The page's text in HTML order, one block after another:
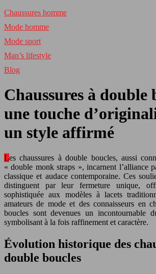
Chaussures homme
Mode homme
Mode sport
Man’s lifestyle
Blog
Chaussures à double
une touche
un style affirmé
Les chaussures à double boucles, aussi connues sous le nom de
« double monk straps », incarnent l’alliance
classique et audace contemporaine. Ces
distinguent par leur fermeture unique,
sophistiquée aux modèles à lacets
amateurs de mode et des connaisseurs en
boucles sont devenues un incontournable
symbolisant à la fois raffinement et caractère.
Évolution historique des
double boucles